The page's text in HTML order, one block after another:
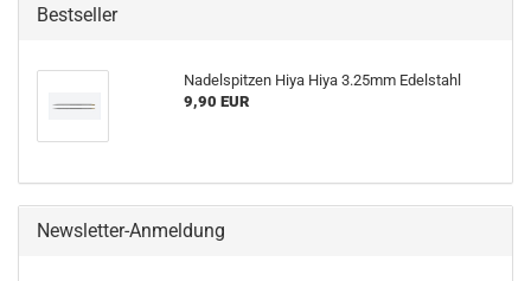
Bestseller
Nadelspitzen Hiya Hiya 3.25mm Edelstahl
9,90 EUR
Newsletter-Anmeldung